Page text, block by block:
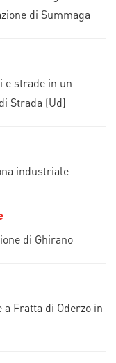
di Summaga
e strade in un
Strada (Ud)
industriale
di Ghirano
Fratta di Oderzo in